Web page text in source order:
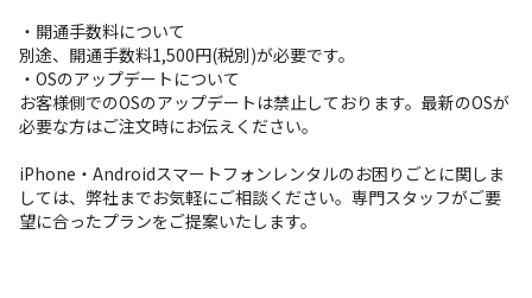
・開通手数料について
別途、開通手数料1,500円(税別)が必要です。
・OSのアップデートについて
お客様側でのOSのアップデートは禁止しております。最新のOSが
必要な方はご注文時にお伝えください。
iPhone・Androidスマートフォンレンタルのお困りごとに関しま
しては、弊社までお気軽にご相談ください。専門スタッフがご要
望に合ったプランをご提案いたします。